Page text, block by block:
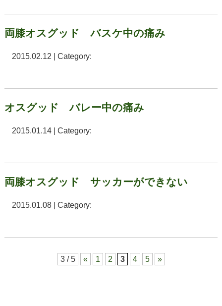
両膝オスグッド バスケ中の痛み
2015.02.12 | Category:
オスグッド バレー中の痛み
2015.01.14 | Category:
両膝オスグッド サッカーができない
2015.01.08 | Category:
3 / 5 « 1 2 3 4 5 »